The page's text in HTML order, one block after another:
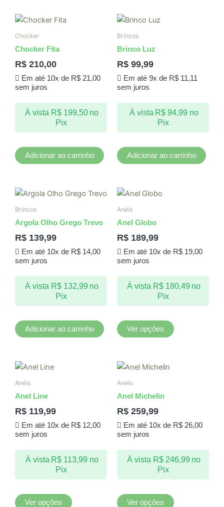
Chocker
Chocker Fita
R$ 210,00
Em até 10x de R$21,00
sem juros
À vista R$199,50 no
Pix
Adicionar ao carrinho
Brincos
Brinco Luz
R$ 99,99
Em até 9x de R$11,11
sem juros
À vista R$ 94,99 no
Pix
Adicionar ao carrinho
Brincos
Argola Olho Grego Trevo
R$ 139,99
Em até 10x de R$14,00
sem juros
À vista R$132,99 no
Pix
Adicionar ao carrinho
Anéis
Anel Globo
R$ 189,99
Em até 10x de R$19,00
sem juros
À vista R$180,49 no
Pix
Ver opções
As
podem
ser
página
Anéis
Anel Line
R$ 119,99
Em até 10x de R$12,00
sem juros
À vista R$ 113,99 no
Pix
Ver opções
As
podem
ser
página
Anéis
Anel Michelin
R$ 259,99
Em até 10x de R$26,00
sem juros
À vista R$246,99 no
Pix
Ver opções
As
podem
ser
página